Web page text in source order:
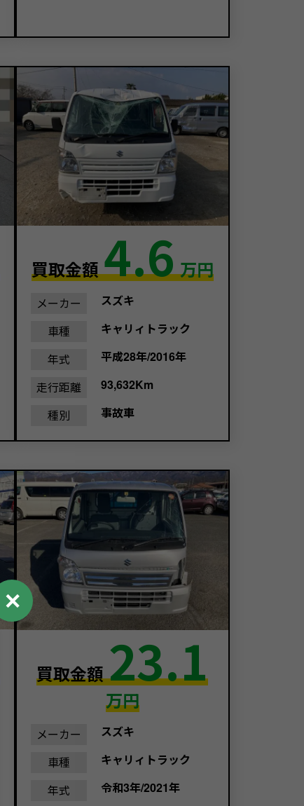
買取金額4.6 万円
メーカー
スズキ
車種
キャリィトラック
年式
平成28年/2016年
走行距離
93,632Km
種別
事故車
買取金額23.1
万円
メーカー
スズキ
車種
キャリィトラック
年式
令和3年/2021年
✕